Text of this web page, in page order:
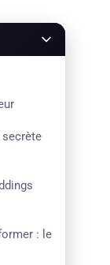
secrète
: le